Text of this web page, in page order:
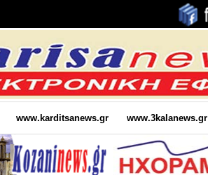
www.karditsanews.gr www.3kalanews.gr